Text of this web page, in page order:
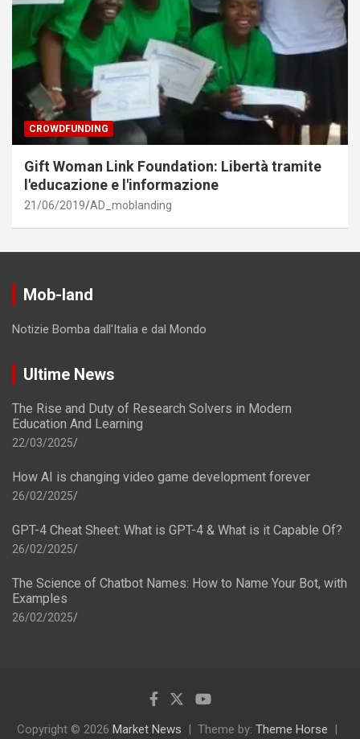
CROWDFUNDING
Gift Woman Link Foundation: Libertà tramite
l'educazione e l'informazione
21/06/2019 AD_moblanding
Mob-land
Notizie Bomba dall'Italia e dal Mondo
Ultime News
The Rise and Duty of Research Solvers in Modern
Education And Learning
22/03/2025
How AI is changing video game development forever
26/02/2025
GPT-4 Cheat Sheet: What is GPT-4 & What is it Capable Of?
26/02/2025
The Science of Chatbot Names: How to Name Your Bot, with
Examples
26/02/2025
Copyright © 2026 Market News Theme by: Theme Horse